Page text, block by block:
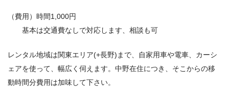
（費用）時間1,000円
基本は交通費なしで対応します、相談も可
レンタル地域は関東エリア(+長野)まで、自家用車や電車、カーシ
ェアを使って、幅広く伺えます。中野在住につき、そこからの移
動時間分費用は加味して下さい。